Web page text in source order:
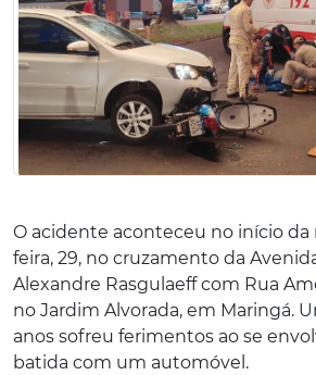
O acidente aconteceu no início
feira, 29, no cruzamento da
Alexandre Rasgulaeff com Rua
no Jardim Alvorada, em Maringá.
anos sofreu ferimentos ao se
batida com um automóvel.